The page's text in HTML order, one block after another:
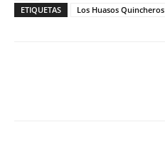
ETIQUETAS
Los Huasos Quincheros